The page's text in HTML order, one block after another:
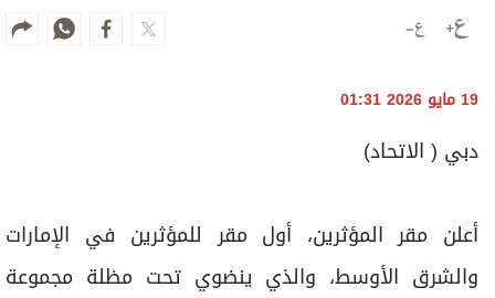
19 مايو 2026 01:31
دبي ( الاتحاد)
أعلن مقر المؤثرين، أول مقر للمؤثرين في الإمارات
والشرق الأوسط، والذي ينضوي تحت مظلة مجموعة